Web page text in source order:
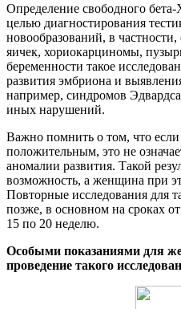
Определение свободного
целью диагностирования
новообразований, в
яичек, хориокарциномы,
беременности такое
развития эмбриона и
например, синдромов
иных нарушений.
Важно помнить о том, что если
положительным, это не
аномалии развития. Такой
возможность, а женщина при
Повторные исследования для
позже, в основном на сроках
15 по 20 неделю.
Особыми показаниями для
проведение такого